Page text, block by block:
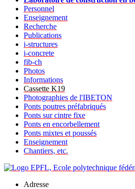
Personnel
Enseignement
Recherche
Publications
i-structures
i-concrete
fib-ch
Photos
Informations
Cassette K19
Photographies de l'IBETON
Ponts poutres préfabriqués
Ponts sur cintre fixe
Ponts en encorbellement
Ponts mixtes et poussés
Enseignement
Chantiers, etc.
Adresse